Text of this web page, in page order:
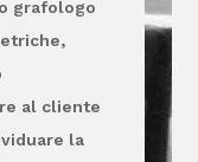
grafologo
al cliente
la